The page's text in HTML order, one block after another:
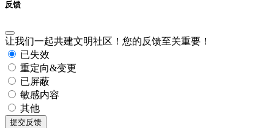
反馈
让我们一起共建文明社区！您的反馈至关重要！
已失效
重定向&变更
已屏蔽
敏感内容
其他
提交反馈